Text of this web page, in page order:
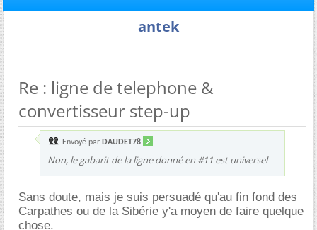
antek
Re : ligne de telephone &
convertisseur step-up
Envoyé par DAUDET78
Non, le gabarit de la ligne donné en #11 est universel
Sans doute, mais je suis persuadé qu'au fin fond des
Carpathes ou de la Sibérie y'a moyen de faire quelque
chose.